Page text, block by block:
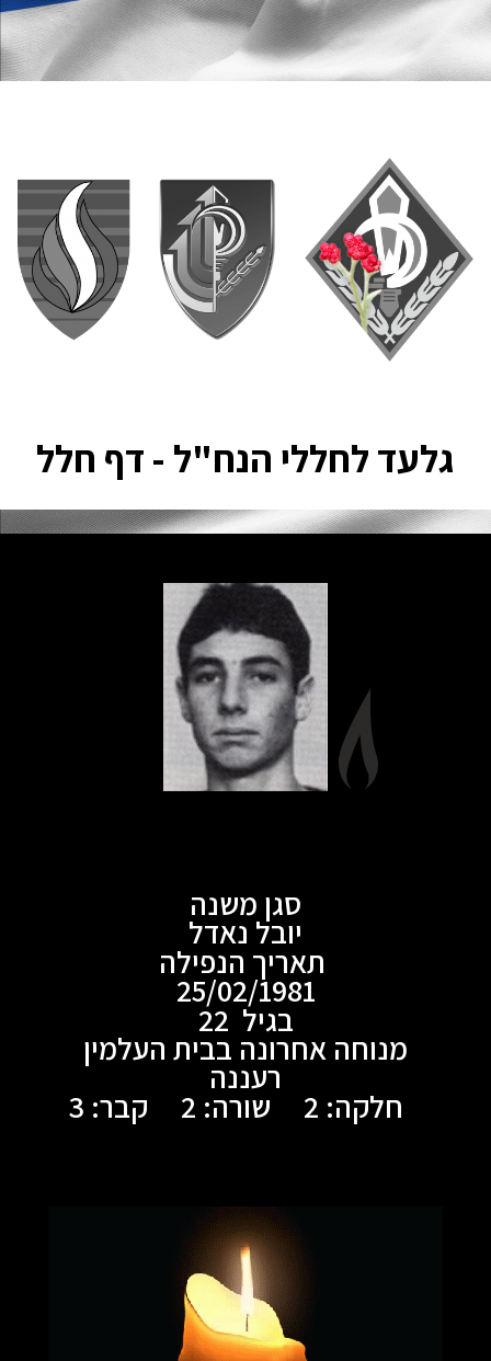
גלעד לחללי הנח"ל - דף חלל
סגן משנה
יובל נאדל
25/02/1981
בגיל 22
מנוחה אחרונה בבית העלמין
רעננה
חלקה: 2 שורה: 2 קבר: 3